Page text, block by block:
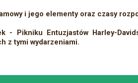
i jego elementy oraz czasy
- Pikniku Entuzjastów Harley-
z tymi wydarzeniami.